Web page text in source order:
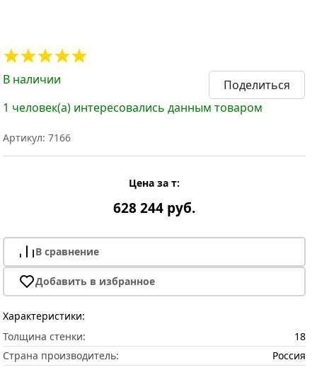
В наличии
Поделиться
1 человек(а) интересовались данным товаром
Артикул: 7166
Цена за т:
628 244 руб.
В сравнение
Добавить в избранное
Характеристики:
Толщина стенки:
18
Страна производитель:
Россия